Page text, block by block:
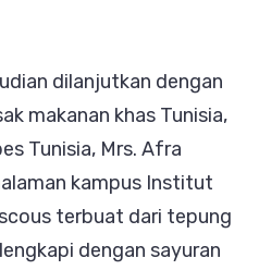
dilanjutkan dengan
makanan khas Tunisia,
Tunisia, Mrs. Afra
kampus Institut
terbuat dari tepung
dengan sayuran